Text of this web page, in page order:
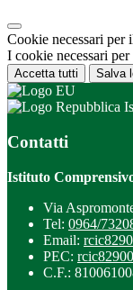
Cookie necessari per
I cookie necessari
Accetta tutti Salva
Contatti
Istituto
Via
Tel: 0964/
Email:
PEC:
C.F.: